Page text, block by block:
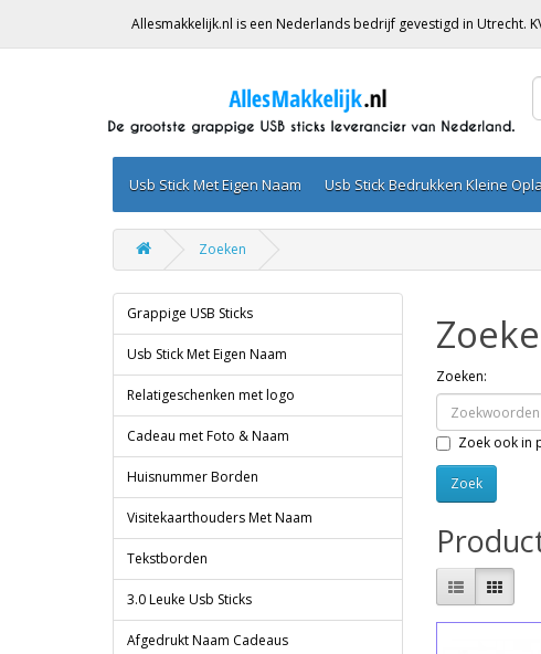
Allesmakkelijk.nl is een Nederlands bedrijf gevestigd in Utrecht.
Usb Stick Met Eigen Naam Usb Stick Bedrukken Kleine
Zoeken
Grappige USB Sticks
Usb Stick Met Eigen Naam
Relatigeschenken met logo
Cadeau met Foto & Naam
Huisnummer Borden
Visitekaarthouders Met Naam
Tekstborden
3.0 Leuke Usb Sticks
Afgedrukt Naam Cadeaus
Zoeken:
Zoek ook in